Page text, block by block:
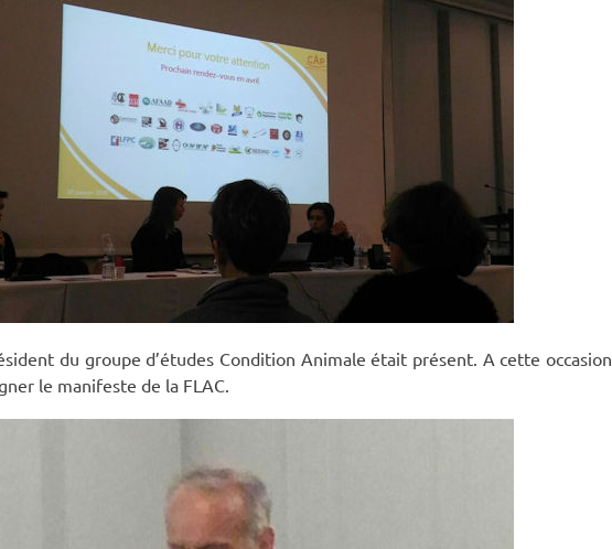
du groupe d’études Condition Animale était présent. A cette occasion,
le manifeste de la FLAC.